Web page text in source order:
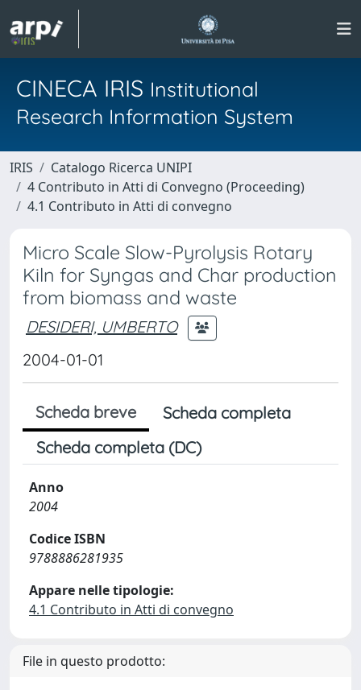
CINECA IRIS Institutional
Research Information System
IRIS
Catalogo Ricerca UNIPI
4 Contributo in Atti di Convegno (Proceeding)
4.1 Contributo in Atti di convegno
Micro Scale Slow-Pyrolysis Rotary
Kiln for Syngas and Char production
from biomass and waste
DESIDERI, UMBERTO
2004-01-01
Scheda breve
Scheda completa
Scheda completa (DC)
Anno
2004
Codice ISBN
9788886281935
Appare nelle tipologie:
4.1 Contributo in Atti di convegno
File in questo prodotto: